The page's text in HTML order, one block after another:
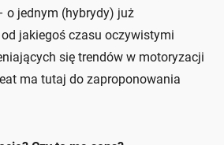
o jednym (hybrydy) już
jakiegoś czasu oczywistymi
się trendów w motoryzacji
ma tutaj do zaproponowania